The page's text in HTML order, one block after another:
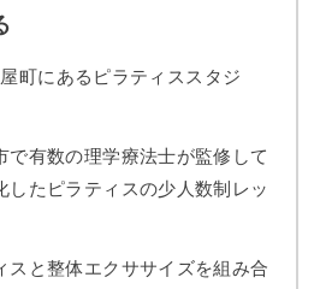
町にあるピラティススタジ
で有数の理学療法士が監修して
したピラティスの少人数制レッ
スと整体エクササイズを組み合